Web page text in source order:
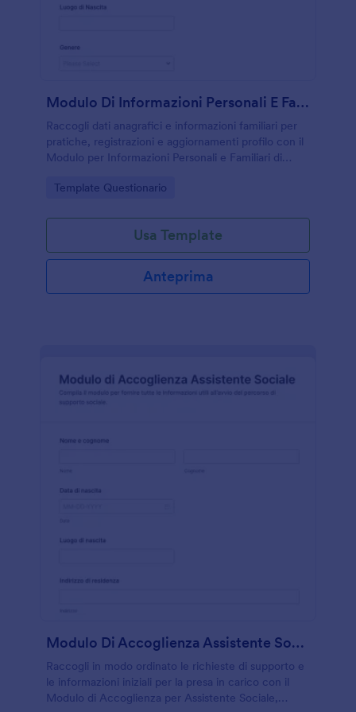
Modulo Di Informazioni Personali E Familiari Questionario
Raccogli dati anagrafici e informazioni familiari per
pratiche, registrazioni e aggiornamenti profilo con il
Modulo per Informazioni Personali e Familiari di
organizzazioni.
Go to Category:
Template Questionario
Usa Template
Anteprima
Modulo Di Accoglienza Assistente Sociale
Raccogli in modo ordinato le richieste di supporto e
le informazioni iniziali per la presa in carico con il
Modulo di Accoglienza per Assistente Sociale,